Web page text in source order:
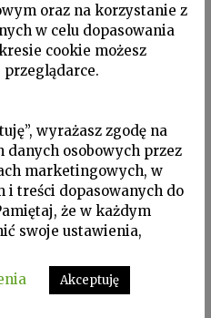
stary
oraz na korzystanie z
w celu dopasowania
cookie możesz
wyrażasz zgodę na
osobowych przez
marketingowych, w
treści dopasowanych do
że w każdym
swoje ustawienia,
Akceptuję